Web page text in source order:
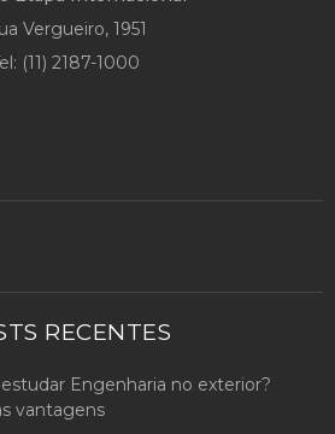
Vergueiro, 1951
(11) 2187-1000
RECENTES
Engenharia no exterior?
vantagens